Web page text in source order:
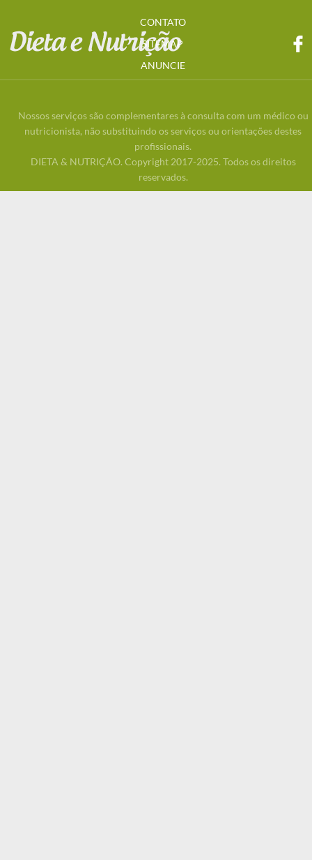
CONTATO
SITEMAP
ANUNCIE
Nossos serviços são complementares à consulta com um médico ou
nutricionista, não substituindo os serviços ou orientações destes
profissionais.
DIETA & NUTRIÇÃO. Copyright 2017-2025. Todos os direitos
reservados.